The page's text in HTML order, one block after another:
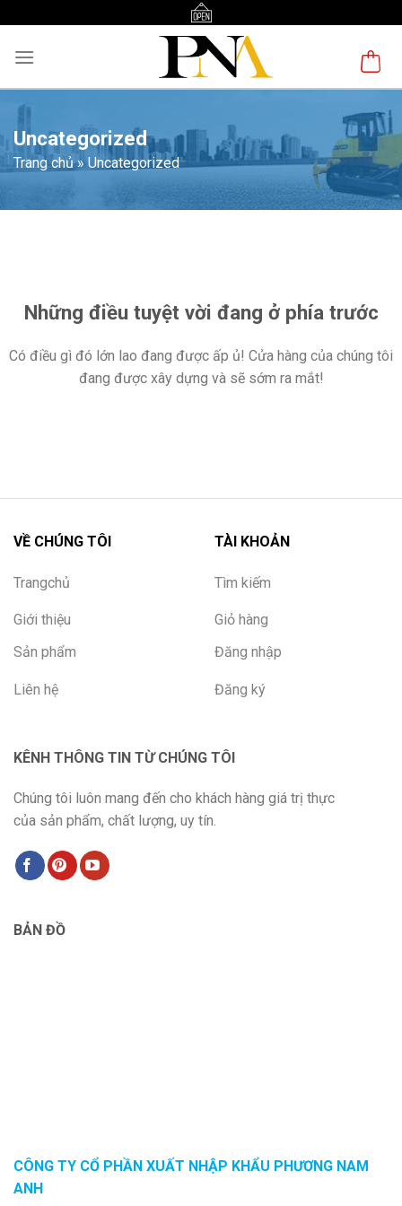
content
Uncategorized
Trang chủ» Uncategorized
dungNhững điều tuyệt vời đang ở phía trước
Có điều gì đó lớn lao đang được ấp ủ! Cửa hàng của chúng tôi
đang được xây dựng và sẽ sớm ra mắt!
VỀ CHÚNG TÔI
Trangchủ
Giới thiệu
Sản phẩm
Liên hệ
TÀI KHOẢN
Tìm kiếm
Giỏ hàng
Đăng nhập
Đăng ký
KÊNH THÔNG TIN TỪ CHÚNG TÔI
Chúng tôi luôn mang đến cho khách hàng giá trị thực
của sản phẩm, chất lượng, uy tín.
BẢN ĐỒ
CÔNG TY CỔ PHẦN XUẤT NHẬP KHẨU PHƯƠNG NAM
ANH